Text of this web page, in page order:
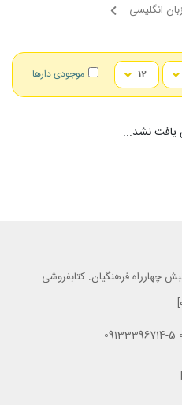
زبان انگلیسی
موجودی دارها
یافت نشد...
چهارراه فرهنگیان. کتابفروشی